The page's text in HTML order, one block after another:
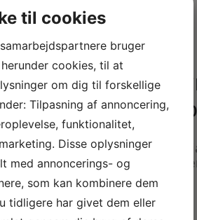
til cookies
bruger
cookies, til at
om dig til forskellige
Tilpasning af annoncering,
funktionalitet,
Disse oplysninger
med annoncerings- og
som kan kombinere dem
tidligere har givet dem eller